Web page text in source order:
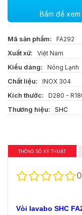
Bấm để
Mã sản phẩm: FA292
Xuất xứ: Việt Nam
Kiểu dáng: Nóng Lạnh
Chất liệu: INOX 304
Kích thước: D280 -
Thương hiệu: SHC
THÔNG SỐ KỸ THUẬT
Vòi lavabo SHC